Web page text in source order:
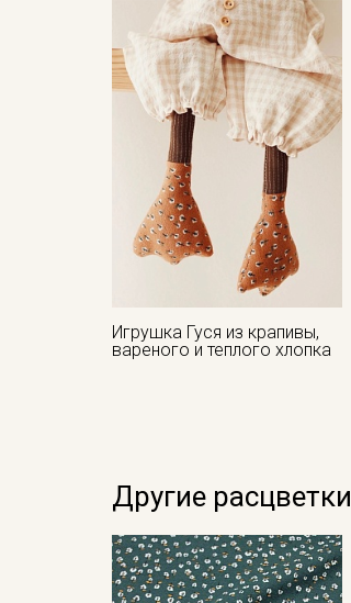
Игрушка Гуся из крапивы,
вареного и теплого хлопка
Другие расцветки